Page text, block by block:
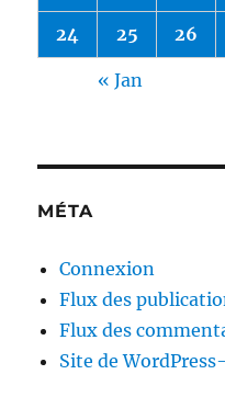
24 25 26
« Jan
MÉTA
Connexion
Flux des
Flux des
Site de